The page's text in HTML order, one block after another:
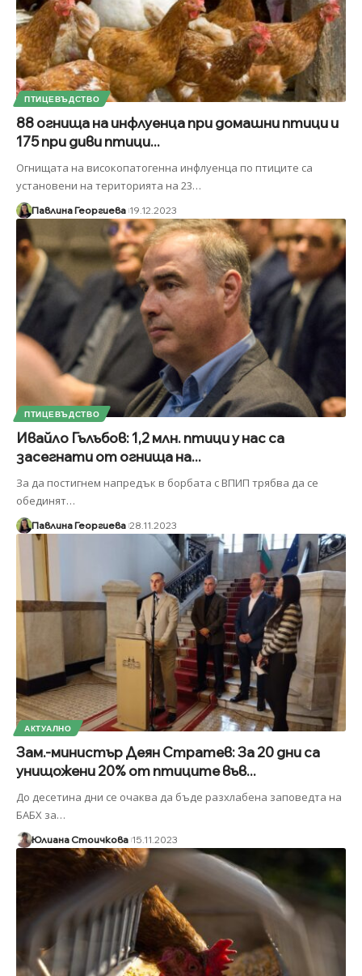
ПТИЦЕВЪДСТВО
88 огнища на инфлуенца при домашни птици и
175 при диви птици...
Огнищата на високопатогенна инфлуенца по птиците са
установени на територията на 23…
Павлина Георгиева 19.12.2023
ПТИЦЕВЪДСТВО
Ивайло Гълъбов: 1,2 млн. птици у нас са
засегнати от огнища на...
За да постигнем напредък в борбата с ВПИП трябва да се
обединят…
Павлина Георгиева 28.11.2023
АКТУАЛНО
Зам.-министър Деян Стратев: За 20 дни са
унищожени 20% от птиците във...
До десетина дни се очаква да бъде разхлабена заповедта на
БАБХ за…
Юлиана Стоичкова 15.11.2023